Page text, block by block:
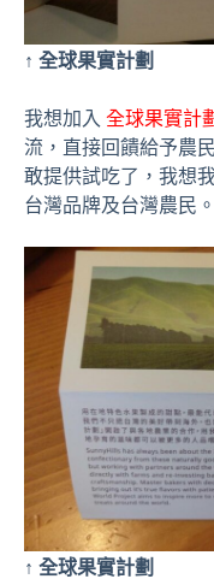
↑ 全球果實計劃
我想加入 全球果實計
流，直接回饋給予農
敢提供試吃了，我想
台灣品牌及台灣農民。
↑ 全球果實計劃